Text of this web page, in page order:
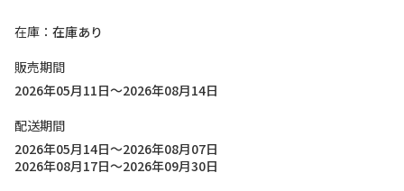
在庫
在庫あり
販売期間
2026年05月11日～2026年08月14日
配送期間
2026年05月14日～2026年08月07日
2026年08月17日～2026年09月30日